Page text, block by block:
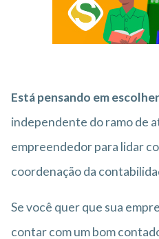
Está pensando em
independente do ramo de
empreendedor para lidar
coordenação da
Se você quer que sua
contar com um bom